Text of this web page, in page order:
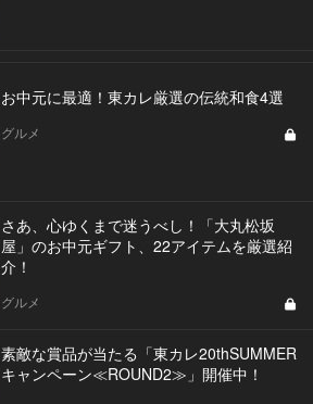
お中元に最適！東カレ厳選の伝統和食4選
グルメ
さあ、心ゆくまで迷うべし！「大丸松坂
屋」のお中元ギフト、22アイテムを厳選紹
介！
グルメ
素敵な賞品が当たる「東カレ20thSUMMER
キャンペーン≪ROUND2≫」開催中！